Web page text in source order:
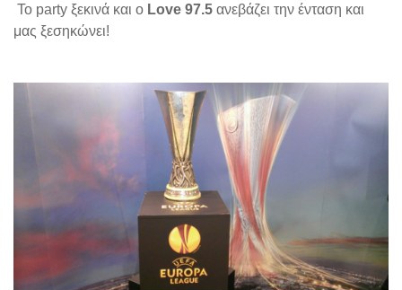
Το party ξεκινά και ο Love 97.5 ανεβάζει την ένταση και
μας ξεσηκώνει!